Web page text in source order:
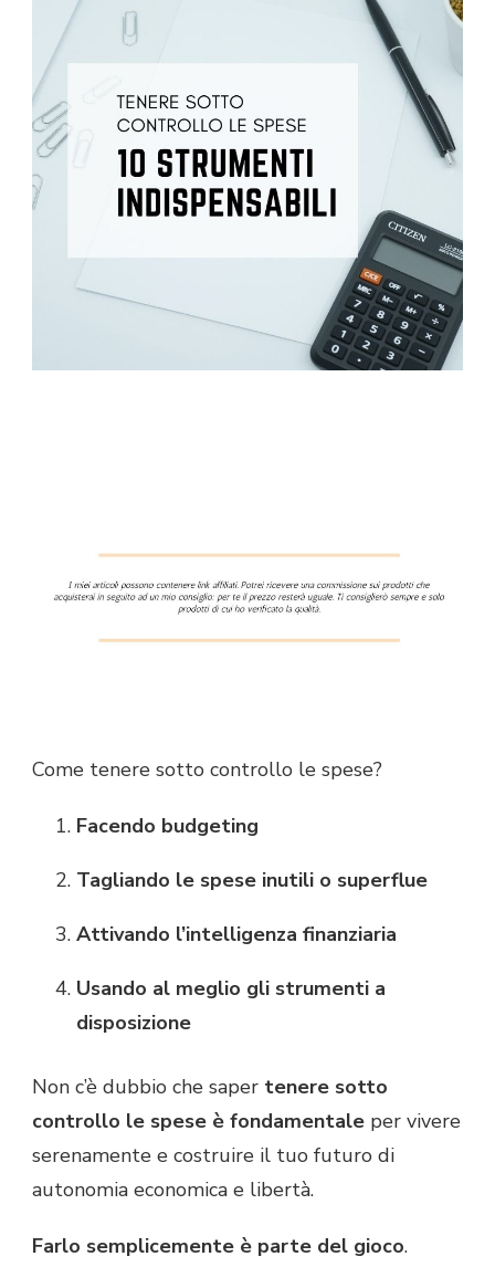
Come tenere sotto controllo le spese?
Facendo budgeting
Tagliando le spese inutili o superflue
Attivando l’intelligenza finanziaria
Usando al meglio gli strumenti a
disposizione
Non c’è dubbio che saper tenere sotto
controllo le spese è fondamentale per vivere
serenamente e costruire il tuo futuro di
autonomia economica e libertà.
Farlo semplicemente è parte del gioco.